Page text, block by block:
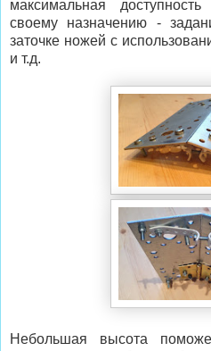
максимальная
своему назначению -
заточке ножей с
и т.д.
Небольшая высота